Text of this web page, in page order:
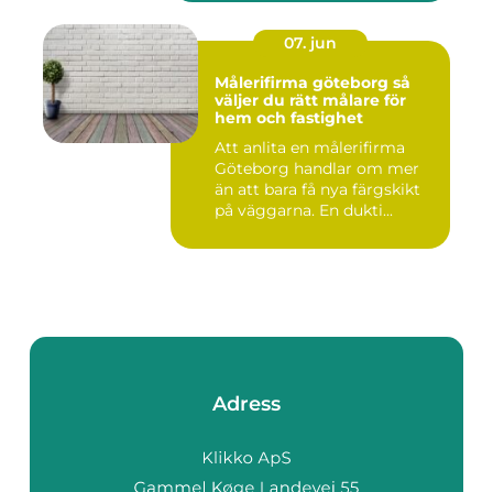
07. jun
Målerifirma göteborg så
väljer du rätt målare för
hem och fastighet
Att anlita en målerifirma
Göteborg handlar om mer
än att bara få nya färgskikt
på väggarna. En dukti...
Adress